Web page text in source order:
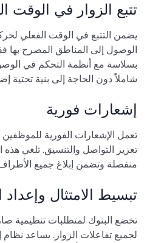
تتبع الزوار في الوقت
يضمن التتبع في الوقت الفعلي
الوصول إلى المناطق المصرح بها
بسلاسة مع أنظمة التحكم في
شاملاً دون الحاجة إلى بنية تحتية
إشعارات فورية
تعمل الإشعارات الفورية
تعزيز التواصل والتنسيق. تلغي هذه
منفصلة وتضمن إبلاغ جميع
تبسيط الامتثال وإعداد
تخضع البنوك لمتطلبات
لجميع تفاعلات الزوار. يساعد نظام